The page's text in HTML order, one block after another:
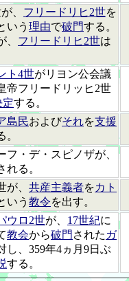
、 フリードリヒ2世を
いう 理由で破門する。
、 フリードリヒ2世は
ト4世がリヨン公会議
帝フリードリッヒ2世
定する。
島民およびそれを支援
。
・デ・スピノザが、
れる。
が、 共産主義者をカト
いう 教令を出す。
ウロ2世が、 17世紀に
教会から破門 された ガ
し、359年4ヵ月9日ぶ
する。